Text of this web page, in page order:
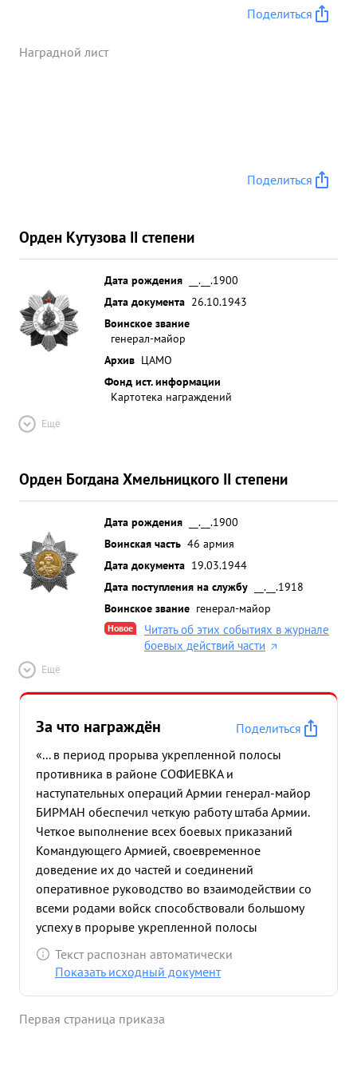
планомерную работу штаба умелое оперативное
Армии генерал-майор БИРМАН достоин
Поделиться
Наградной лист
Поделиться
Орден Кутузова II степени
Дата рождения
__.__.1900
Дата документа 26.10.1943
Воинское звание
генерал-майор
Архив ЦАМО
Фонд ист. информации
Картотека награждений
Ещё
Орден Богдана Хмельницкого II степени
Дата рождения
__.__.1900
Воинская часть 46 армия
Дата документа 19.03.1944
Дата поступления на службу
__.__.1918
Воинское звание генерал-майор
Новое
Читать об этих событиях в журнале
боевых действий части
Ещё
За что награждён
Поделиться
«... в период прорыва укрепленной полосы
противника в районе СОФИЕВКА и
наступательных операций Армии генерал-майор
БИРМАН обеспечил четкую работу штаба Армии.
Четкое выполнение всех боевых приказаний
Командующего Армией, своевременное
доведение их до частей и соединений
оперативное руководство во взаимодействии со
всеми родами войск способствовали большому
успеху в прорыве укрепленной полосы
противника и наступательных операциях Армии,
где с 27 1.44г. по 10.2 44г освобождено 134
этот же период убито 12807 солдат и офицеров
Текст распознан автоматически
Показать исходный документ
Первая страница приказа